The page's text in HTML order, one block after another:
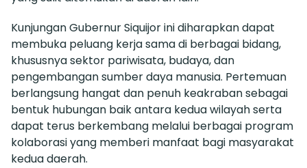
Kunjungan Gubernur Siquijor ini diharapkan dapat
membuka peluang kerja sama di berbagai bidang,
khususnya sektor pariwisata, budaya, dan
pengembangan sumber daya manusia. Pertemuan
berlangsung hangat dan penuh keakraban sebagai
bentuk hubungan baik antara kedua wilayah serta
dapat terus berkembang melalui berbagai program
kolaborasi yang memberi manfaat bagi masyarakat
kedua daerah.